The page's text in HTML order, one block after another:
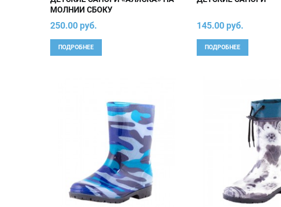
МОЛНИИ СБОКУ
250.00 руб.
ПОДРОБНЕЕ
145.00 руб.
ПОДРОБНЕЕ